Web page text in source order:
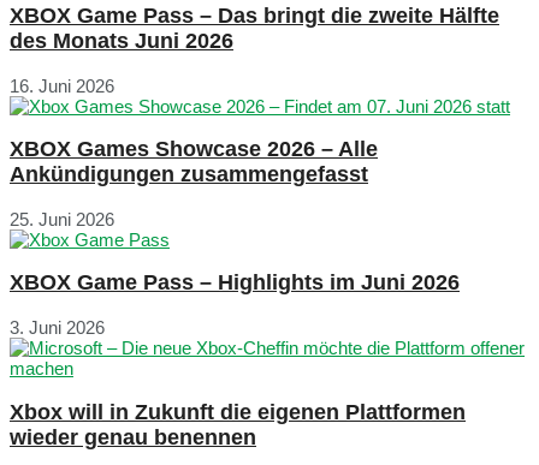
XBOX Game Pass – Das bringt die zweite Hälfte
des Monats Juni 2026
16. Juni 2026
XBOX Games Showcase 2026 – Alle
Ankündigungen zusammengefasst
25. Juni 2026
XBOX Game Pass – Highlights im Juni 2026
3. Juni 2026
Xbox will in Zukunft die eigenen Plattformen
wieder genau benennen